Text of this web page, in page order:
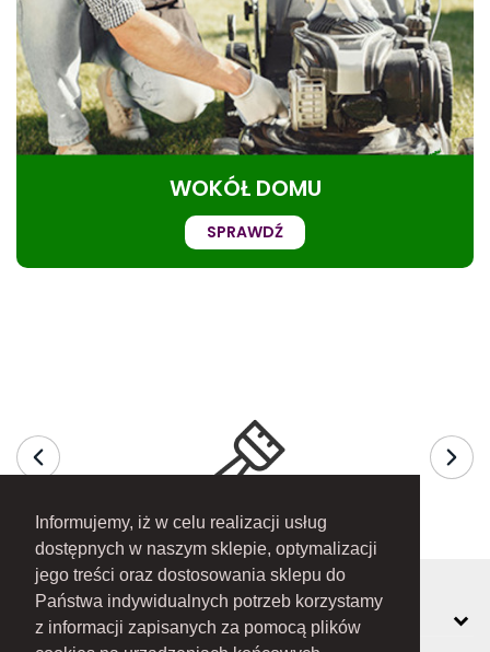
Informujemy, iż w celu realizacji usług
dostępnych w naszym sklepie, optymalizacji
jego treści oraz dostosowania sklepu do
Państwa indywidualnych potrzeb korzystamy
z informacji zapisanych za pomocą plików
WOKÓŁ DOMU
SPRAWDŹ
MOJE KONTO